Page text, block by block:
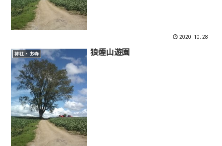
2020.10.28
神社・お寺 狼煙山遊園